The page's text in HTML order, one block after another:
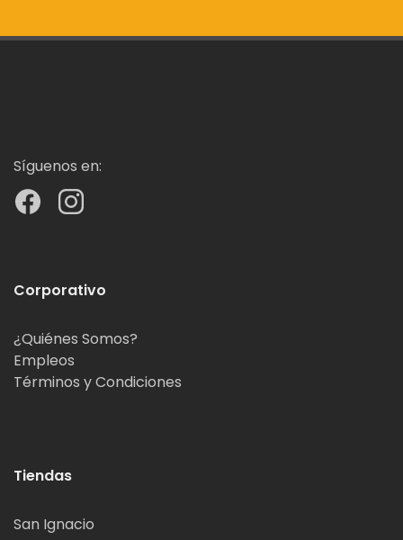
Síguenos en:
Corporativo
¿Quiénes Somos?
Empleos
Términos y Condiciones
Tiendas
San Ignacio